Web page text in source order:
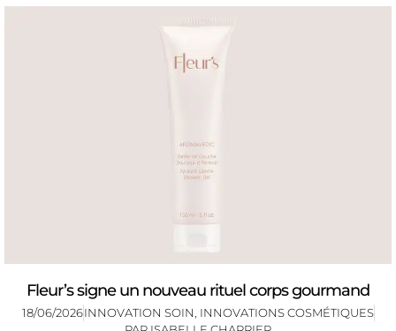
Fleur’s signe un nouveau rituel corps gourmand
18/06/2026INNOVATION SOIN, INNOVATIONS COSMÉTIQUES